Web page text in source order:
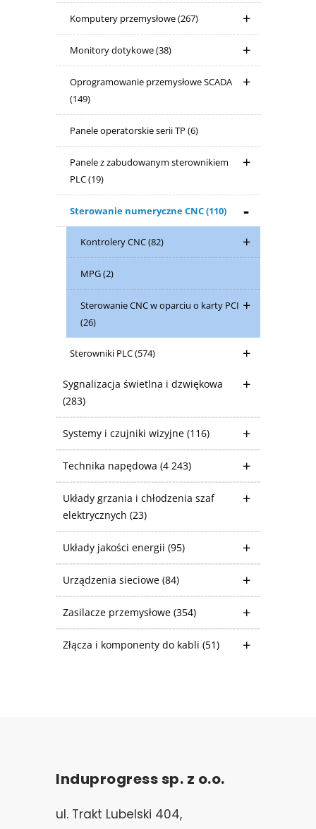
Komputery przemysłowe(267)
Monitory dotykowe(38)
Oprogramowanie przemysłowe SCADA
(149)
Panele operatorskie serii TP (6)
Panele z zabudowanym sterownikiem
PLC(19)
Sterowanie numeryczne CNC(110)
Kontrolery CNC(82)
MPG(2)
Sterowanie CNC w oparciu o karty PCI
(26)
Sterowniki PLC(574)
Sygnalizacja świetlna i dzwiękowa
(283)
Systemy i czujniki wizyjne (116)
Technika napędowa (4 243)
Układy grzania i chłodzenia szaf
elektrycznych (23)
Układy jakości energii (95)
Urządzenia sieciowe (84)
Zasilacze przemysłowe (354)
Złącza i komponenty do kabli (51)
Induprogress sp. z o.o.
ul. Trakt Lubelski 404,